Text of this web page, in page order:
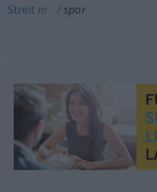
Streit m spor